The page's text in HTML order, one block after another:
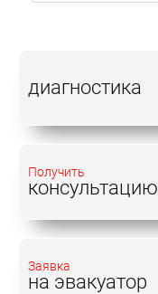
диагностика
Получить
консультацию
Заявка
на эвакуатор